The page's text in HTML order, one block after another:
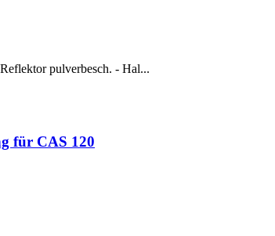
pulverbesch. - Hal...
für CAS 120